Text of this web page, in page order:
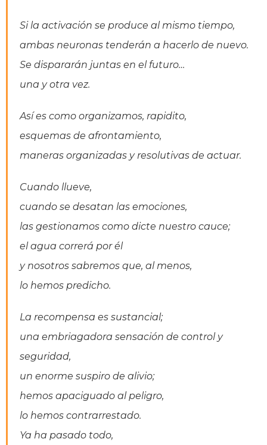
Si la activación se produce al mismo tiempo,
ambas neuronas tenderán a hacerlo de nuevo.
Se dispararán juntas en el futuro…
una y otra vez.
Así es como organizamos, rapidito,
esquemas de afrontamiento,
maneras organizadas y resolutivas de actuar.
Cuando llueve,
cuando se desatan las emociones,
las gestionamos como dicte nuestro cauce;
el agua correrá por él
y nosotros sabremos que, al menos,
lo hemos predicho.
La recompensa es sustancial;
una embriagadora sensación de control y
seguridad,
un enorme suspiro de alivio;
hemos apaciguado al peligro,
lo hemos contrarrestado.
Ya ha pasado todo,